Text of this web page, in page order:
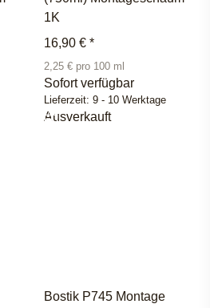
1K
16,90 € *
2,25 € pro 100 ml
Sofort verfügbar
Lieferzeit: 9 - 10 Werktage
Ausverkauft
Bostik P745 Montage